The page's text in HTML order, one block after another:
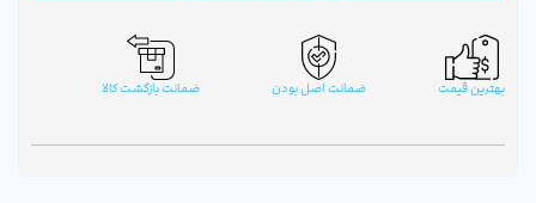
بهترین قیمت ضمانت اصل بودن ضمانت بازگشت کالا